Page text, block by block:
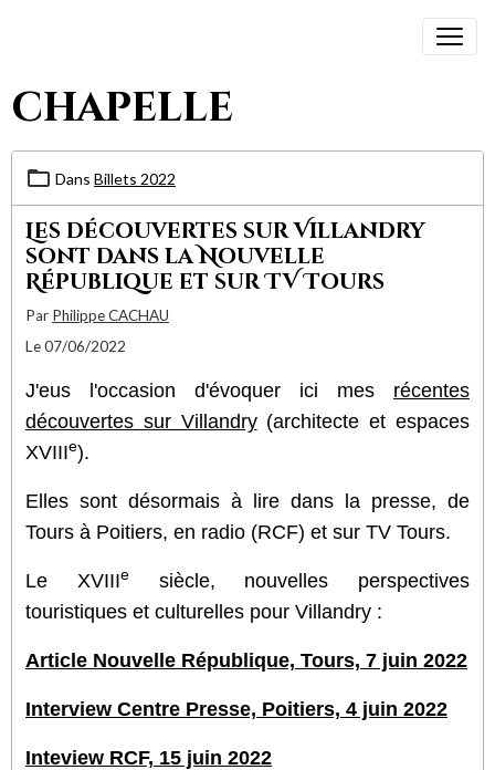
chapelle
Dans Billets 2022
Les découvertes sur Villandry
sont dans la Nouvelle
République et sur TV Tours
Par Philippe CACHAU
Le 07/06/2022
J'eus l'occasion d'évoquer ici mes récentes
découvertes sur Villandry(architecte et espaces
XVIIIe).
Elles sont désormais à lire dans la presse, de
Tours à Poitiers, en radio (RCF) et sur TV Tours.
Le XVIIIesiècle, nouvelles perspectives
touristiques et culturelles pour Villandry :
Article Nouvelle République, Tours, 7 juin 2022
Interview Centre Presse, Poitiers, 4 juin 2022
Inteview RCF, 15 juin 2022